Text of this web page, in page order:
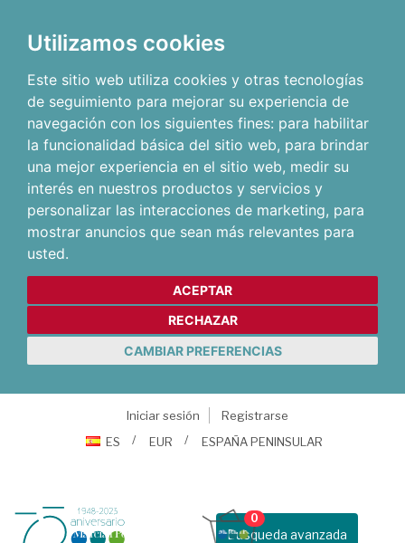
Utilizamos cookies
Este sitio web utiliza cookies y otras tecnologías
de seguimiento para mejorar su experiencia de
navegación con los siguientes fines: para habilitar
la funcionalidad básica del sitio web, para brindar
una mejor experiencia en el sitio web, medir su
interés en nuestros productos y servicios y
personalizar las interacciones de marketing, para
mostrar anuncios que sean más relevantes para
usted.
ACEPTAR
RECHAZAR
CAMBIAR PREFERENCIAS
Iniciar sesión
Registrarse
ES
EUR ESPAÑA PENINSULAR
Busqueda avanzada
0